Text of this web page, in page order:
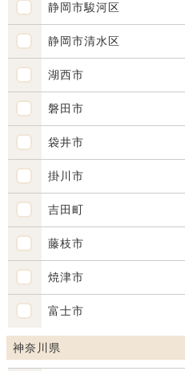
静岡市駿河区
静岡市清水区
湖西市
磐田市
袋井市
掛川市
吉田町
藤枝市
焼津市
富士市
神奈川県